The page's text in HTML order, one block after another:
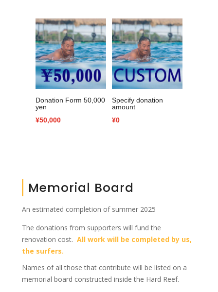
Donation Form 50,000
yen
¥50,000
Specify donation
amount
¥0
Memorial Board
An estimated completion of summer 2025
The donations from supporters will fund the
renovation cost. All work will be completed by us,
the surfers.
Names of all those that contribute will be listed on a
memorial board constructed inside the Hard Reef.